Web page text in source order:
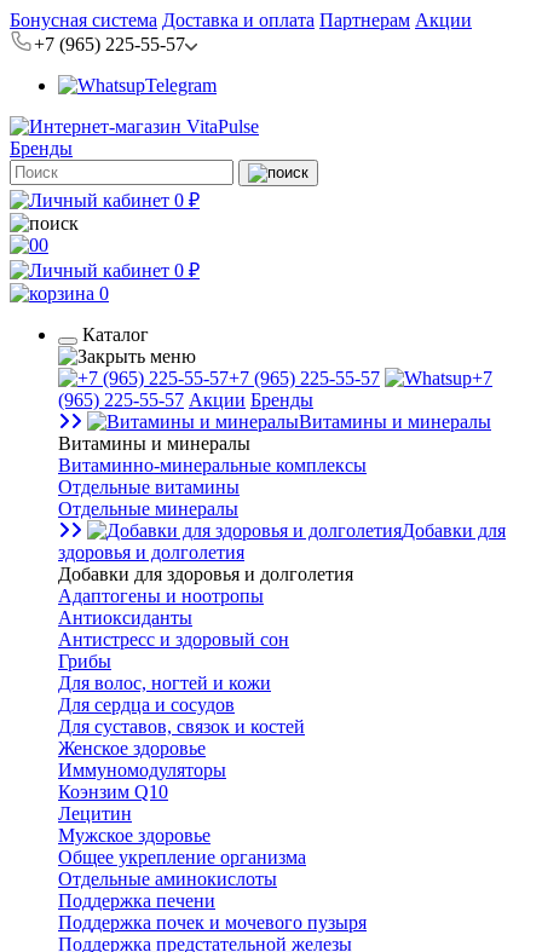
Бонусная система Доставка и оплата Партнерам Акции
+7 (965) 225-55-57
Telegram
Бренды
0 ₽
0
0 ₽
0
Каталог
+7 (965) 225-55-57
+7
(965) 225-55-57 Акции Бренды
Витамины и минералы
Витамины и минералы
Витаминно-минеральные комплексы
Отдельные витамины
Отдельные минералы
Добавки для
здоровья и долголетия
Добавки для здоровья и долголетия
Адаптогены и ноотропы
Антиоксиданты
Антистресс и здоровый сон
Грибы
Для волос, ногтей и кожи
Для сердца и сосудов
Для суставов, связок и костей
Женское здоровье
Иммуномодуляторы
Коэнзим Q10
Лецитин
Мужское здоровье
Общее укрепление организма
Отдельные аминокислоты
Поддержка печени
Поддержка почек и мочевого пузыря
Поддержка предстательной железы